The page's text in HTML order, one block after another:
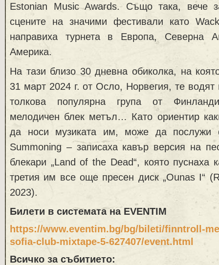
Estonian Music Awards. Също така, вече
сцените на значими фестивали като
направиха турнета в Европа, Северна
Америка.
На тази близо 30 дневна обиколка, на
31 март 2024 г. от Осло, Норвегия, те
толкова популярна група от
мелодичен блек метъл… Като ориентир
да носи музиката им, може да послужи
Summoning – записаха кавър версия на
блекари „Land of the Dead“, която пуснаха
третия им все още пресен диск „Ounas I“
2023).
Билети в системата на EVENTIM
https://www.eventim.bg/bg/bileti/finntroll-
sofia-club-mixtape-5-627407/event.html
Всичко за събитието: